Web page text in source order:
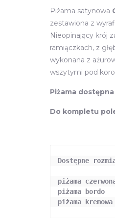
Piżama satynowa
zestawiona z
Nieopinający krój
ramiączkach, z
wykonana z
wszytymi pod
Piżama
Do kompletu
piżama
piżama